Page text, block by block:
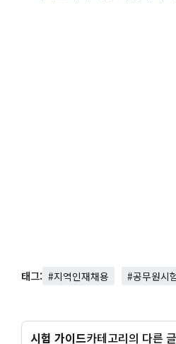
태그: #지역인재채용 #공무원시
시험 가이드카테고리의 다른 글